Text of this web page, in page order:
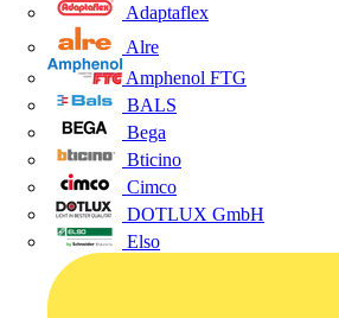
Adaptaflex
Alre
Amphenol FTG
BALS
Bega
Bticino
Cimco
DOTLUX GmbH
Elso